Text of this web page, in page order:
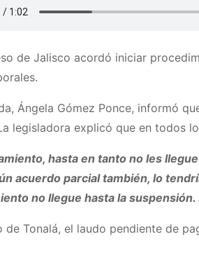
de Jalisco acordó iniciar
Ángela Gómez Ponce, informó
legisladora explicó que en todos
hasta en tanto no les
acuerdo parcial también, lo
no llegue hasta la
de Tonalá, el laudo pendiente de